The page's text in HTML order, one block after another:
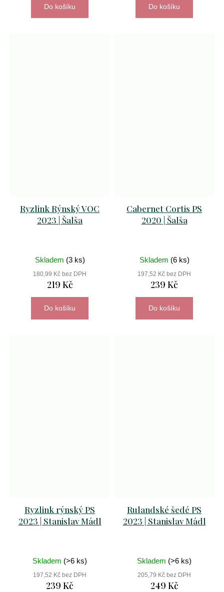
Do košíku Do košíku
Ryzlink Rýnský VOC
2023 | Šalša
Skladem (3 ks)
180,99 Kč bez DPH
219 Kč
Do košíku
Cabernet Cortis PS
2020 | Šalša
Skladem (6 ks)
197,52 Kč bez DPH
239 Kč
Do košíku
Ryzlink rýnský PS
2023 | Stanislav Mádl
Skladem (>6 ks)
197,52 Kč bez DPH
239 Kč
Rulandské šedé PS
2023 | Stanislav Mádl
Skladem (>6 ks)
205,79 Kč bez DPH
249 Kč